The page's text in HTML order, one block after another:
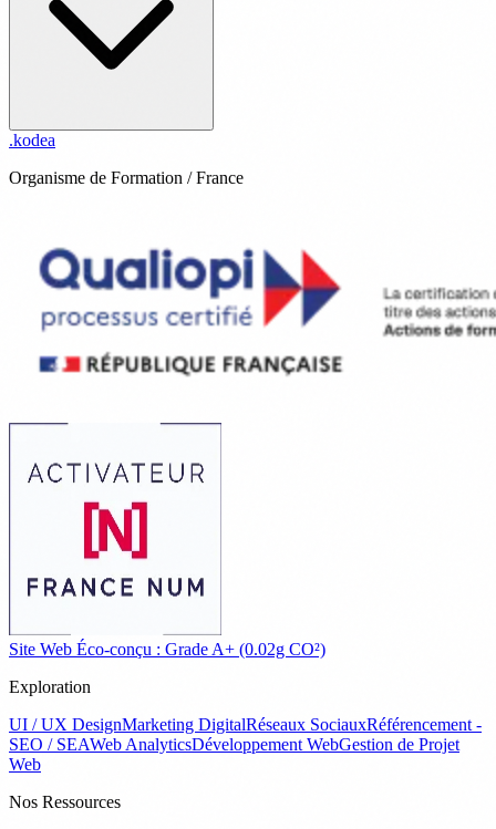
.kodea
Organisme de Formation / France
Site Web Éco-conçu : Grade A+ (0.02g CO²)
Exploration
UI / UX DesignMarketing DigitalRéseaux SociauxRéférencement -
SEO / SEAWeb AnalyticsDéveloppement WebGestion de Projet
Web
Nos Ressources